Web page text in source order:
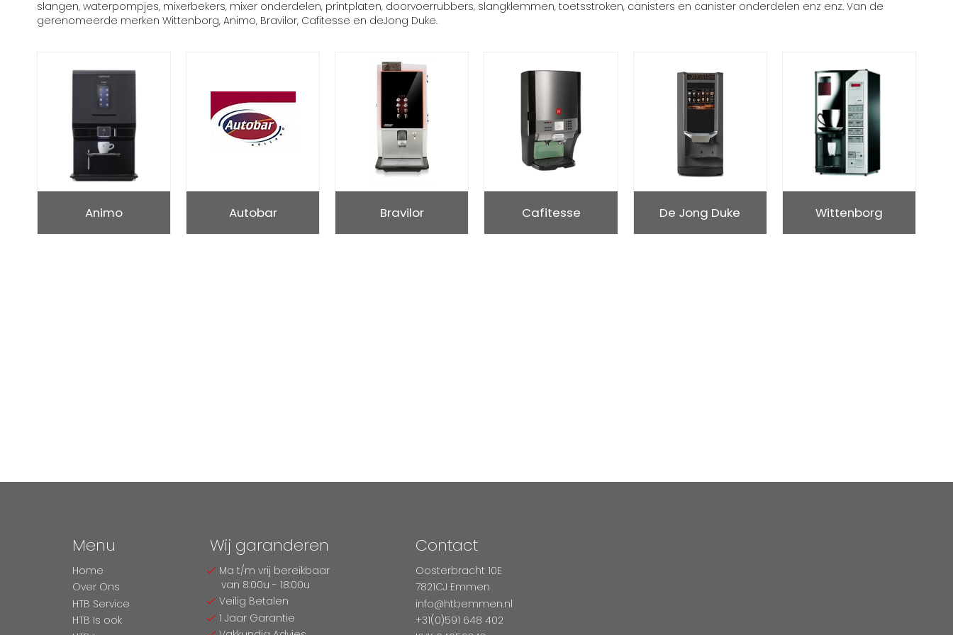
slangen, waterpompjes, mixerbekers, mixer onderdelen, printplaten, doorvoerrubbers, slangklemmen, toetsstroken, canisters en canister onderdelen enz enz. Van de
gerenomeerde merken Wittenborg, Animo, Bravilor, Cafitesse en deJong Duke.
Animo Autobar Bravilor Cafitesse De Jong Duke Wittenborg
Menu
Home
Over Ons
HTB Service
HTB Is ook
Wij garanderen
Ma t/m vrij bereikbaar
van 8:00u - 18:00u
Veilig Betalen
1 Jaar Garantie
Contact
Oosterbracht 10E
7821CJ Emmen
info@htbemmen.nl
+31(0)591 648 402